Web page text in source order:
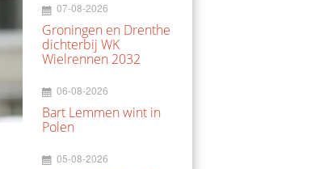
07-08-2026
Groningen en Drenthe
dichterbij WK
Wielrennen 2032
06-08-2026
Bart Lemmen wint in
Polen
05-08-2026